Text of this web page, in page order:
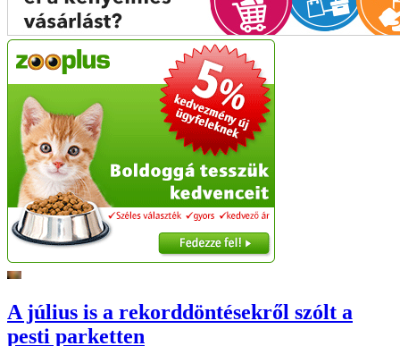
A július is a rekorddöntésekről szólt a
pesti parketten